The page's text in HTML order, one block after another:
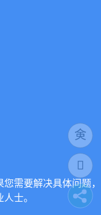
需要解决具体问题，
士。